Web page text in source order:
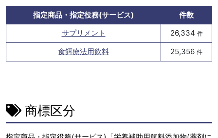
指定商品・指定役務(サービス)
件数
サプリメント
26,334 件
食餌療法用飲料 25,356 件
商標区分